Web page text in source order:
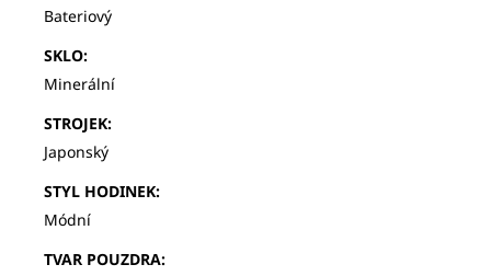
Bateriový
SKLO:
Minerální
STROJEK:
Japonský
STYL HODINEK:
Módní
TVAR POUZDRA: